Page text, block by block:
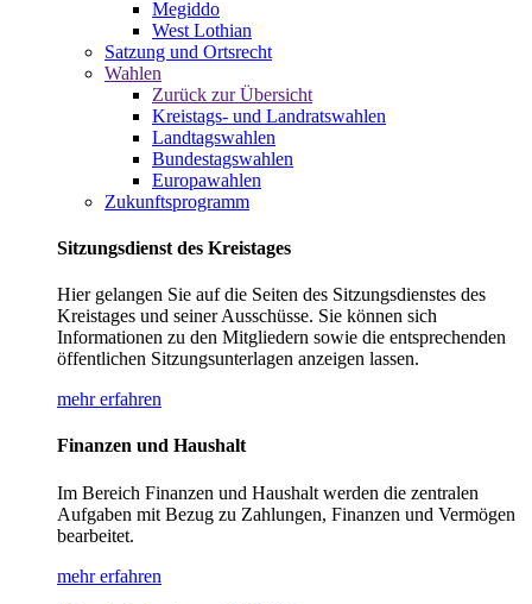
Megiddo
West Lothian
Satzung und Ortsrecht
Wahlen
Zurück zur Übersicht
Kreistags- und Landratswahlen
Landtagswahlen
Bundestagswahlen
Europawahlen
Zukunftsprogramm
Sitzungsdienst des Kreistages
Hier gelangen Sie auf die Seiten des Sitzungsdienstes des
Kreistages und seiner Ausschüsse. Sie können sich
Informationen zu den Mitgliedern sowie die entsprechenden
öffentlichen Sitzungsunterlagen anzeigen lassen.
mehr erfahren
Finanzen und Haushalt
Im Bereich Finanzen und Haushalt werden die zentralen
Aufgaben mit Bezug zu Zahlungen, Finanzen und Vermögen
bearbeitet.
mehr erfahren